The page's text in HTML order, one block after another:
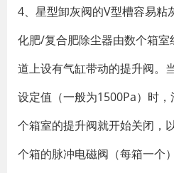
4、星型卸灰阀的V型槽容易粘
化肥/复合肥除尘器由数个箱
道上设有气缸带动的提升阀。
设定值（一般为1500Pa）时，
个箱室的提升阀就开始关闭，
个箱的脉冲电磁阀（每箱一个